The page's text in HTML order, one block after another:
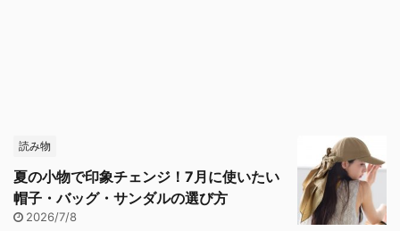
読み物
夏の小物で印象チェンジ！7月に使いたい
帽子・バッグ・サンダルの選び方
2026/7/8